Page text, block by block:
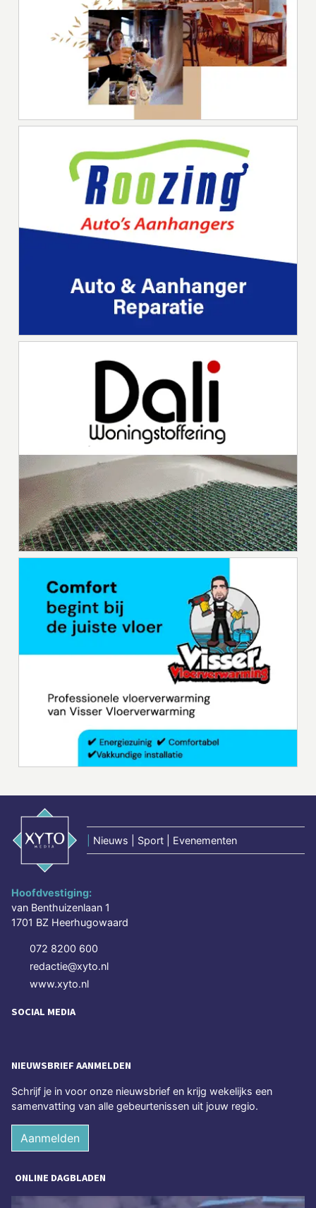
Nieuws | Sport | Evenementen
Hoofdvestiging:
van Benthuizenlaan 1
1701 BZ Heerhugowaard
072 8200 600
redactie@xyto.nl
www.xyto.nl
SOCIAL MEDIA
NIEUWSBRIEF AANMELDEN
Schrijf je in voor onze nieuwsbrief en krijg wekelijks een
samenvatting van alle gebeurtenissen uit jouw regio.
Aanmelden
ONLINE DAGBLADEN